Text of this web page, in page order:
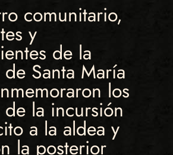
comunitario,
y
de la
de Santa María
los
la incursión
a la aldea y
la posterior